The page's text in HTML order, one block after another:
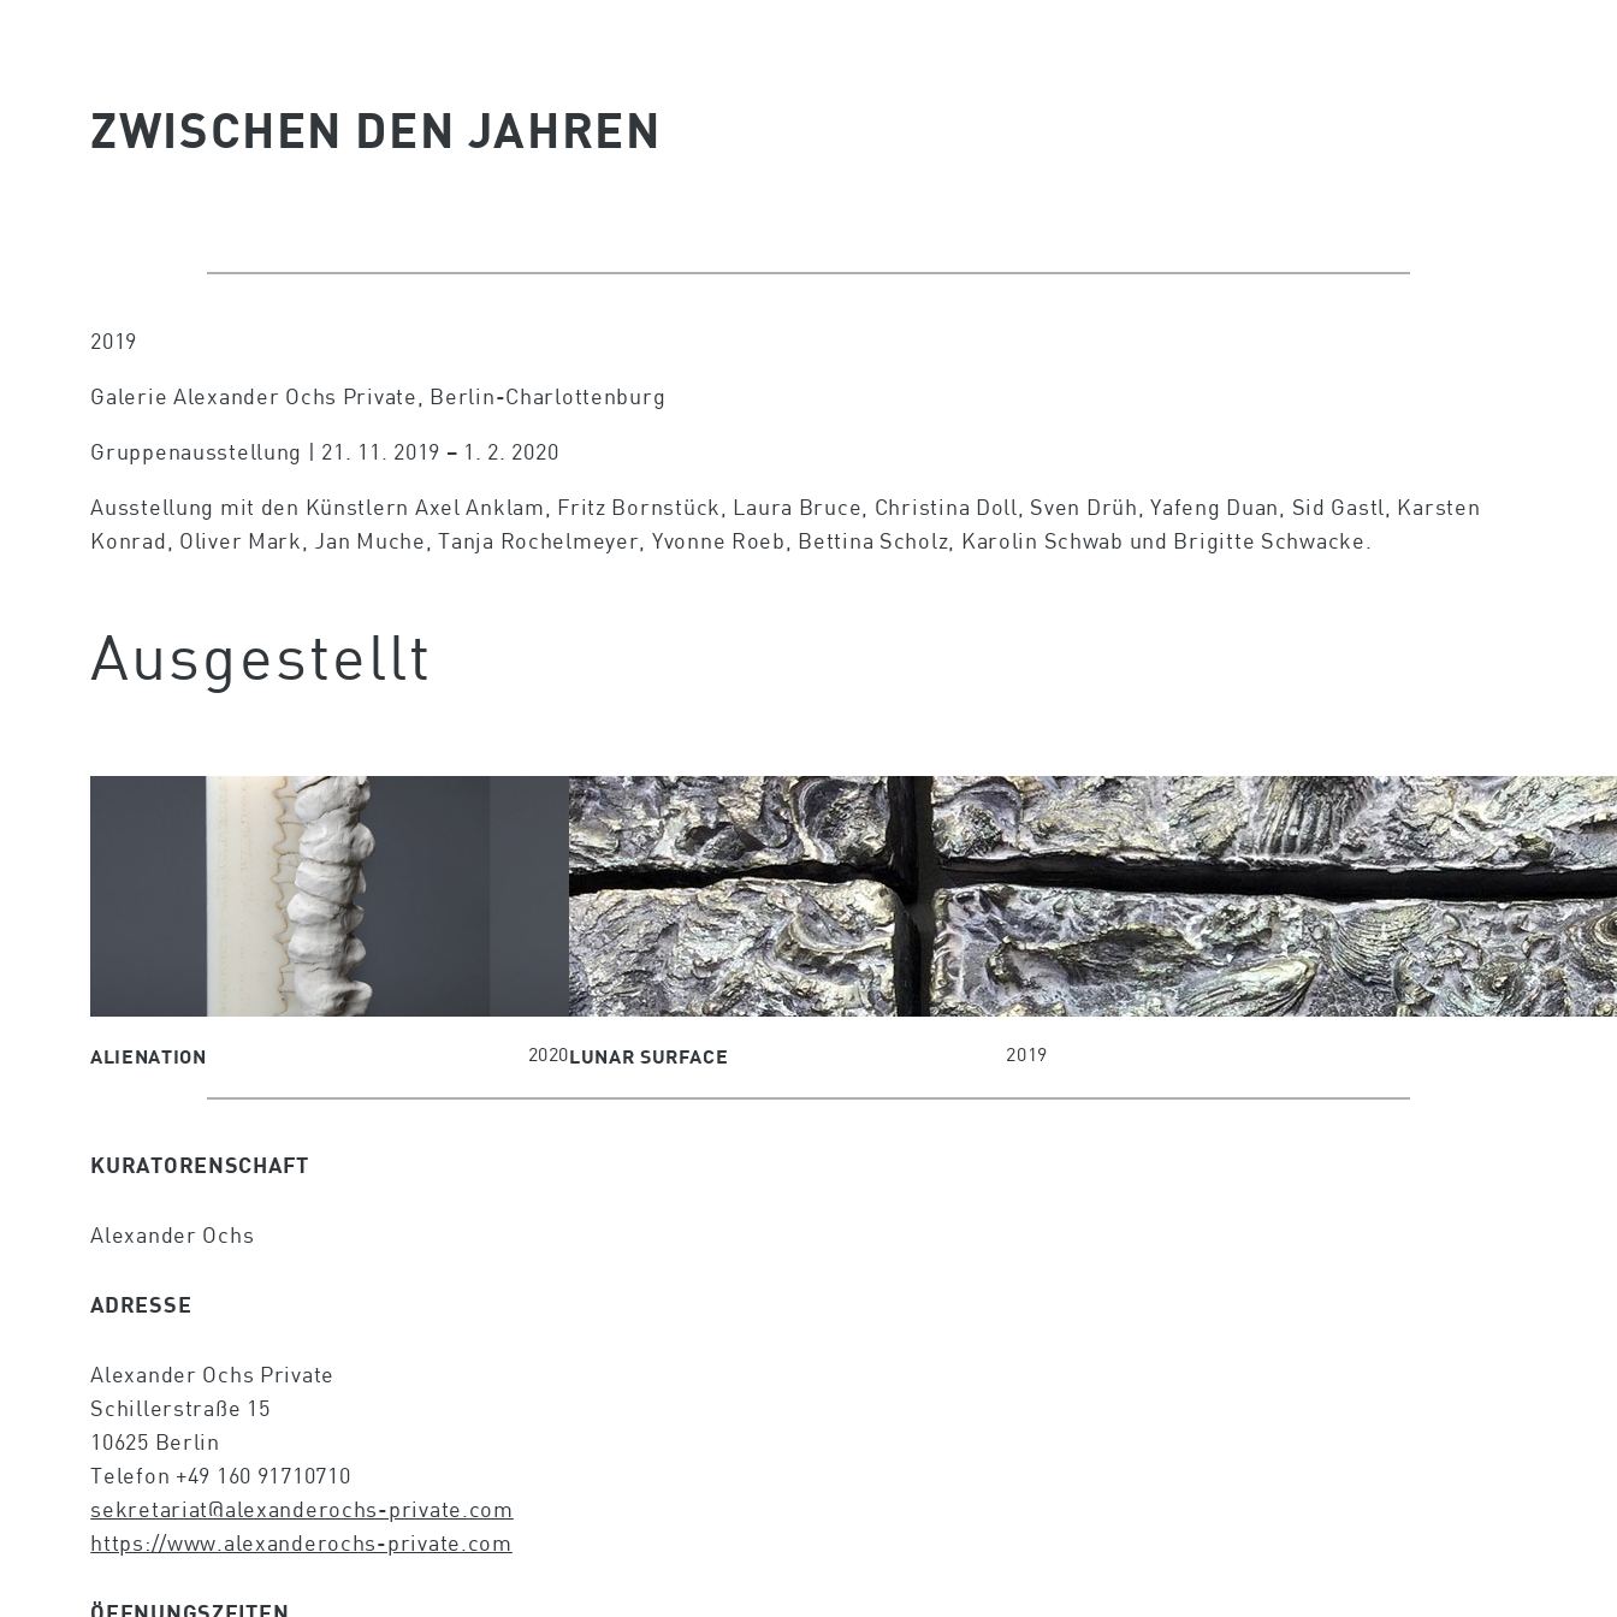
ZWISCHEN DEN JAHREN
2019
Galerie Alexander Ochs Private, Berlin-Charlottenburg
Gruppenausstellung | 21. 11. 2019 – 1. 2. 2020
Ausstellung mit den Künstlern Axel Anklam, Fritz Bornstück, Laura Bruce, Christina Doll, Sven Drüh, Yafeng Duan, Sid Gastl, Karsten
Konrad, Oliver Mark, Jan Muche, Tanja Rochelmeyer, Yvonne Roeb, Bettina Scholz, Karolin Schwab und Brigitte Schwacke.
Ausgestellt
ALIENATION 2020LUNAR SURFACE 2019
KURATORENSCHAFT
Alexander Ochs
ADRESSE
Alexander Ochs Private
Schillerstraße 15
10625 Berlin
Telefon +49 160 91710710
sekretariat@alexanderochs-private.com
https://www.alexanderochs-private.com